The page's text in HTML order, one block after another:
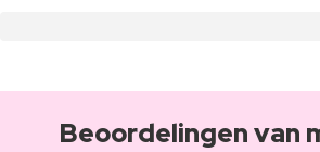
Beoordelingen van